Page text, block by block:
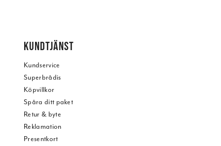
KUNDTJÄNST
Kundservice
Superbrådis
Köpvillkor
Spåra ditt paket
Retur & byte
Reklamation
Presentkort